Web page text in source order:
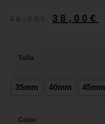
38,00 €
Talla
35mm 40mm 45mm
Color